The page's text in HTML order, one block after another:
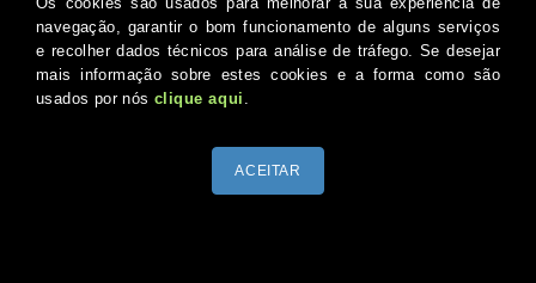
Instagram
Twitter
Canal do Youtube
© 2026 Portugal XXI Todos os direitos reservados.
Desenvolvido por Optimeios